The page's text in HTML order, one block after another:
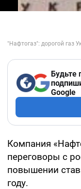
Будьте
Google
Компания
переговоры с
повышении
году.